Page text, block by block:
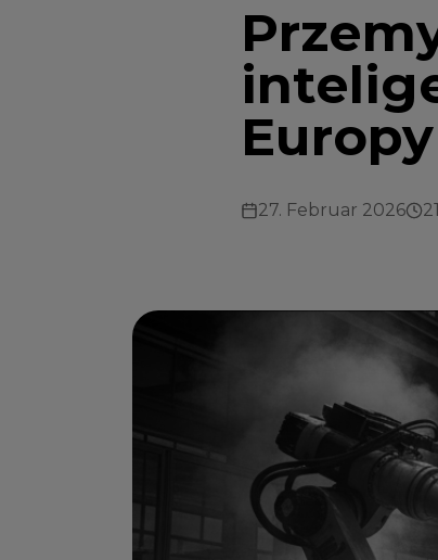
27. Februar 2026